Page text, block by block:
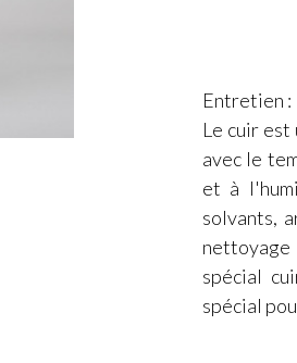
Entretien :
Le cuir
avec le
et à
solvants,
spécial
spécial